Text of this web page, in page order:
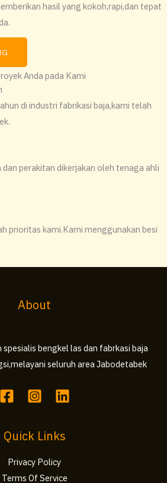
hasil yang kokoh,rapi,dan tepat
Anda pada Kami
di industri fabrikasi baja,kami telah
perakitan dikerjakan oleh tenaga ahli
prioritas kami.Kami menggunakan besi
About
bengkel las dan fabrkasi baja
seluruh area Jabodetabek
Quick Links
Privacy Policy
Terms Of Service